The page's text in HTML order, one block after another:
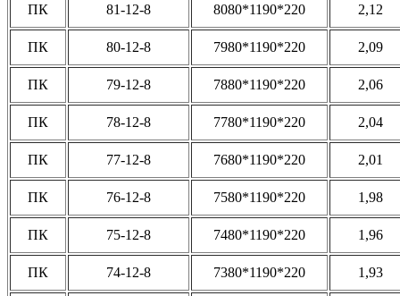
ПК 81-12-8 8080*1190*220 2,12
ПК 80-12-8 7980*1190*220 2,09
ПК 79-12-8 7880*1190*220 2,06
ПК 78-12-8 7780*1190*220 2,04
ПК 77-12-8 7680*1190*220 2,01
ПК 76-12-8 7580*1190*220 1,98
ПК 75-12-8 7480*1190*220 1,96
ПК 74-12-8 7380*1190*220 1,93